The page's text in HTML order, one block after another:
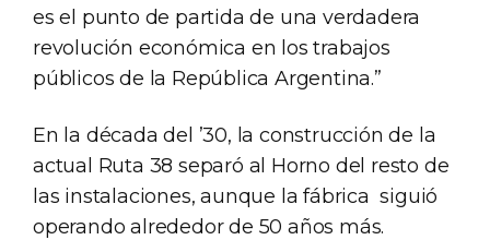
es el punto de partida de una verdadera
revolución económica en los trabajos
públicos de la República Argentina.”
En la década del ’30, la construcción de la
actual Ruta 38 separó al Horno del resto de
las instalaciones, aunque la fábrica siguió
operando alrededor de 50 años más.